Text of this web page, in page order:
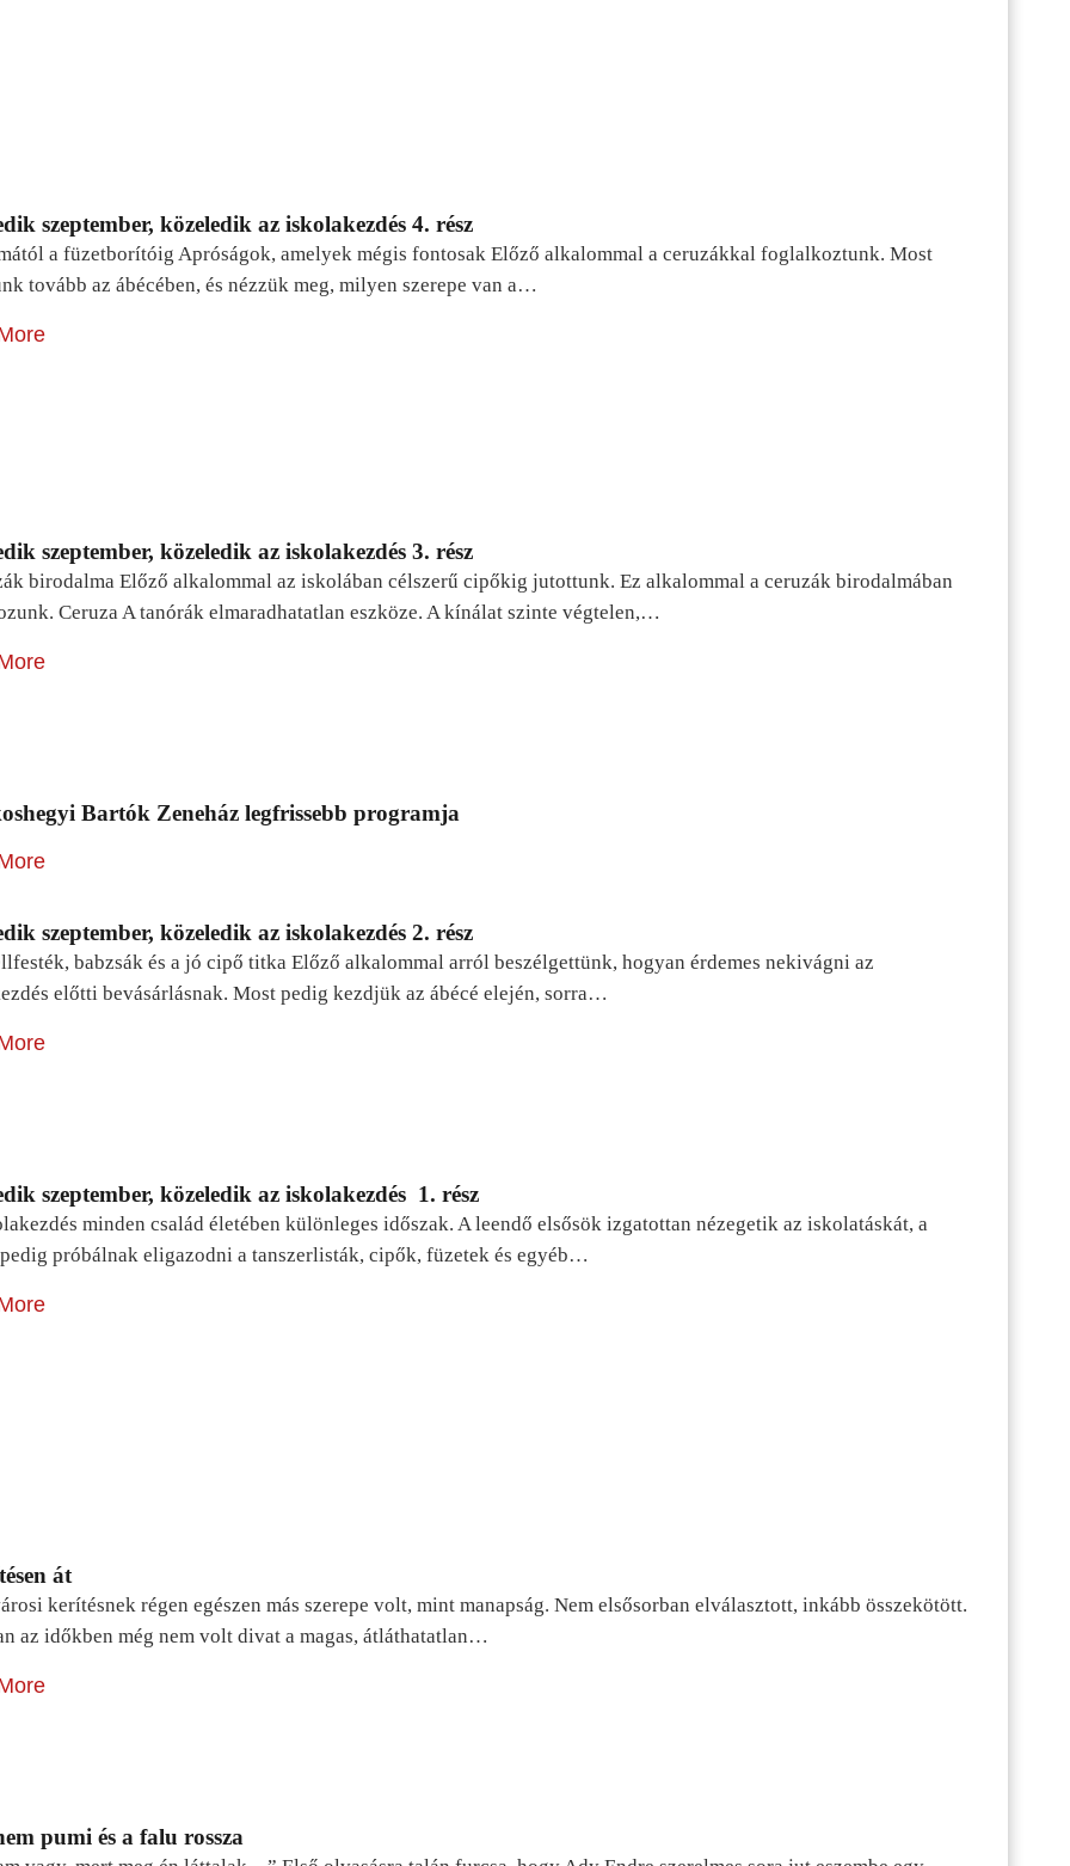
szeptember, közeledik az iskolakezdés 4. rész
a füzetborítóig Apróságok, amelyek mégis fontosak Előző alkalommal a ceruzákkal foglalkoztunk. Most
tovább az ábécében, és nézzük meg, milyen szerepe van a…
szeptember, közeledik az iskolakezdés 3. rész
birodalma Előző alkalommal az iskolában célszerű cipőkig jutottunk. Ez alkalommal a ceruzák birodalmában
Ceruza A tanórák elmaradhatatlan eszköze. A kínálat szinte végtelen,…
Bartók Zeneház legfrissebb programja
szeptember, közeledik az iskolakezdés 2. rész
babzsák és a jó cipő titka Előző alkalommal arról beszélgettünk, hogyan érdemes nekivágni az
előtti bevásárlásnak. Most pedig kezdjük az ábécé elején, sorra…
szeptember, közeledik az iskolakezdés 1. rész
minden család életében különleges időszak. A leendő elsősök izgatottan nézegetik az iskolatáskát, a
próbálnak eligazodni a tanszerlisták, cipők, füzetek és egyéb…
át
kerítésnek régen egészen más szerepe volt, mint manapság. Nem elsősorban elválasztott, inkább összekötött.
az időkben még nem volt divat a magas, átláthatatlan…
pumi és a falu rossza